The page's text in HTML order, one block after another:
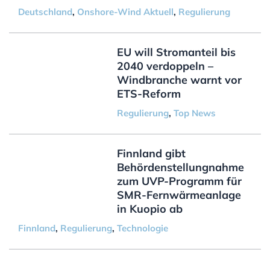
Deutschland, Onshore-Wind Aktuell, Regulierung
EU will Stromanteil bis
2040 verdoppeln –
Windbranche warnt vor
ETS-Reform
Regulierung, Top News
Finnland gibt
Behördenstellungnahme
zum UVP-Programm für
SMR-Fernwärmeanlage
in Kuopio ab
Finnland, Regulierung, Technologie